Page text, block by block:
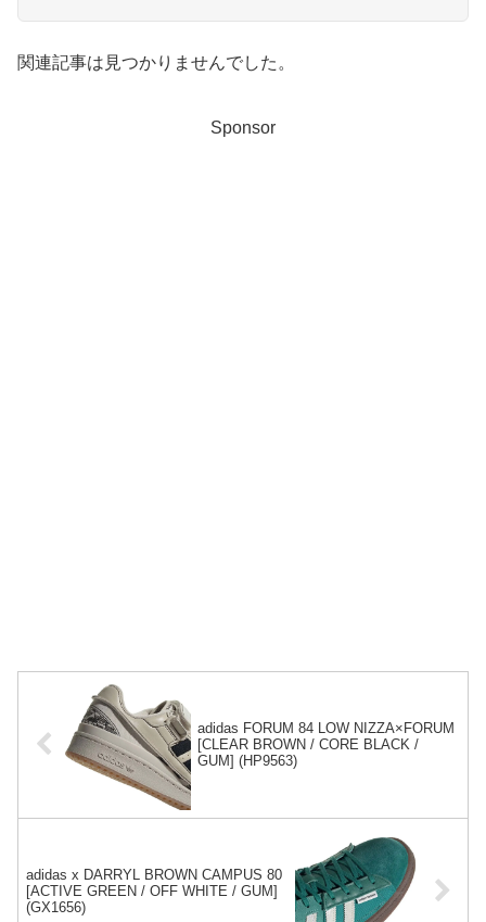
関連記事は見つかりませんでした。
Sponsor
adidas FORUM 84 LOW NIZZA×FORUM
[CLEAR BROWN / CORE BLACK /
GUM] (HP9563)
adidas x DARRYL BROWN CAMPUS 80
[ACTIVE GREEN / OFF WHITE / GUM]
(GX1656)